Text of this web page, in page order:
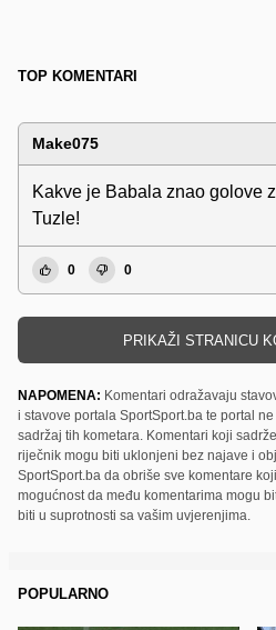
TOP KOMENTARI
Make075
Kakve je Babala znao golove
Tuzle!
0 0
PRIKAŽI STRANICU
NAPOMENA: Komentari odražavaju
i stavove portala SportSport.ba te portal
sadržaj tih kometara. Komentari koji
riječnik mogu biti uklonjeni bez najave i
SportSport.ba da obriše sve komentare
mogućnost da među komentarima mogu
biti u suprotnosti sa vašim uvjerenjima.
POPULARNO